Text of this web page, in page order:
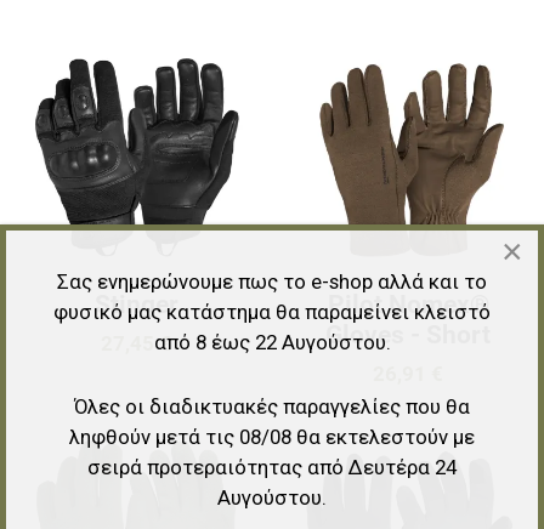
Προσθήκη στα αγαπημένα
Προσθήκη για σύγκριση
Γρήγορη ματιά
Stinger
27,45 €
Pilot Nomex®
Gloves - Short
Προσθήκη στα αγαπημένα
Προσθήκη για σύγκριση
×
Σας ενημερώνουμε πως το e-shop αλλά και το
φυσικό μας κατάστημα θα παραμείνει κλειστό
από 8 έως 22 Αυγούστου.
Όλες οι διαδικτυακές παραγγελίες που θα
ληφθούν μετά τις 08/08 θα εκτελεστούν με
σειρά προτεραιότητας από Δευτέρα 24
Αυγούστου.